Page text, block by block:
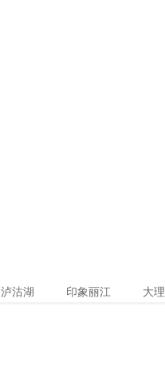
泸沽湖 印象丽江 大理